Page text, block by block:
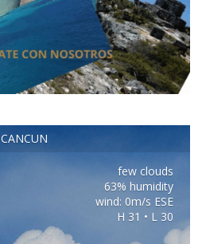
CANCUN
few clouds
63% humidity
wind: 0m/s ESE
H 31 • L 30